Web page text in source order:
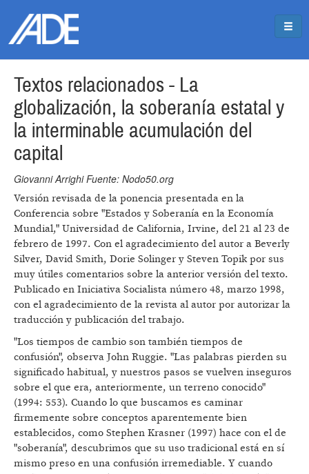
Textos relacionados - La
globalización, la soberanía estatal y
la interminable acumulación del
capital
Giovanni Arrighi Fuente: Nodo50.org
Versión revisada de la ponencia presentada en la
Conferencia sobre "Estados y Soberanía en la Economía
Mundial," Universidad de California, Irvine, del 21 al 23 de
febrero de 1997. Con el agradecimiento del autor a Beverly
Silver, David Smith, Dorie Solinger y Steven Topik por sus
muy útiles comentarios sobre la anterior versión del texto.
Publicado en Iniciativa Socialista número 48, marzo 1998,
con el agradecimiento de la revista al autor por autorizar la
traducción y publicación del trabajo.
"Los tiempos de cambio son también tiempos de
confusión", observa John Ruggie. "Las palabras pierden su
significado habitual, y nuestros pasos se vuelven inseguros
sobre el que era, anteriormente, un terreno conocido"
(1994: 553). Cuando lo que buscamos es caminar
firmemente sobre conceptos aparentemente bien
establecidos, como Stephen Krasner (1997) hace con el de
"soberanía", descubrimos que su uso tradicional está en sí
mismo preso en una confusión irremediable. Y cuando